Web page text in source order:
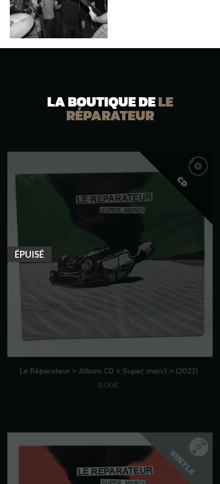
LA BOUTIQUE DELE
RÉPARATEUR
ÉPUISÉ
Le Réparateur > Album CD « Super, merci » (2022)
8,00€